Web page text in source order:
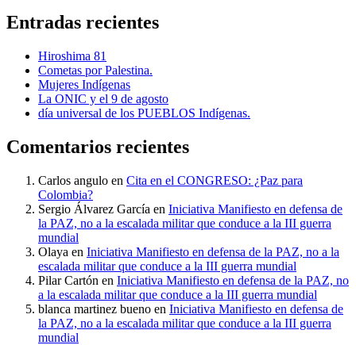
Entradas recientes
Hiroshima 81
Cometas por Palestina.
Mujeres Indígenas
La ONIC y el 9 de agosto
día universal de los PUEBLOS Indígenas.
Comentarios recientes
Carlos angulo en Cita en el CONGRESO: ¿Paz para
Colombia?
Sergio Álvarez García en Iniciativa Manifiesto en defensa de
la PAZ, no a la escalada militar que conduce a la III guerra
mundial
Olaya en Iniciativa Manifiesto en defensa de la PAZ, no a la
escalada militar que conduce a la III guerra mundial
Pilar Cartón en Iniciativa Manifiesto en defensa de la PAZ, no
a la escalada militar que conduce a la III guerra mundial
blanca martinez bueno en Iniciativa Manifiesto en defensa de
la PAZ, no a la escalada militar que conduce a la III guerra
mundial